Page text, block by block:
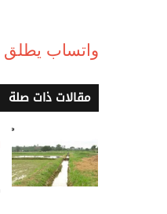
واتساب يطلق
مقالات ذات صلة